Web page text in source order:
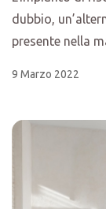
dubbio,
presente nella
9 Marzo 2022